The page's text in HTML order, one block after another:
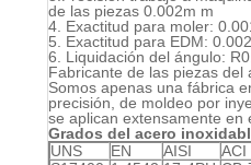
de las piezas 0.002m m
4. Exactitud para moler:
5. Exactitud para EDM:
6. Liquidación del ángulo:
Fabricante de las piezas
Somos apenas una fábrica
precisión, de moldeo por
se aplican extensamente en
Grados del acero
UNS
EN AISI ACI